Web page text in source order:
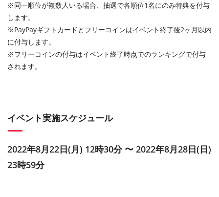
※同一順位が複数人いる場合、抽選で各順位1名にのみ特典を付与
します。
※PayPayギフトカードとフリーコインはイベント終了後2ヶ月以内
に付与します。
※フリーコインの付与はイベント終了時点でのランキングで付与
されます。
イベント実施スケジュール
2022年8月22日(月) 12時30分 〜 2022年8月28日(日)
23時59分